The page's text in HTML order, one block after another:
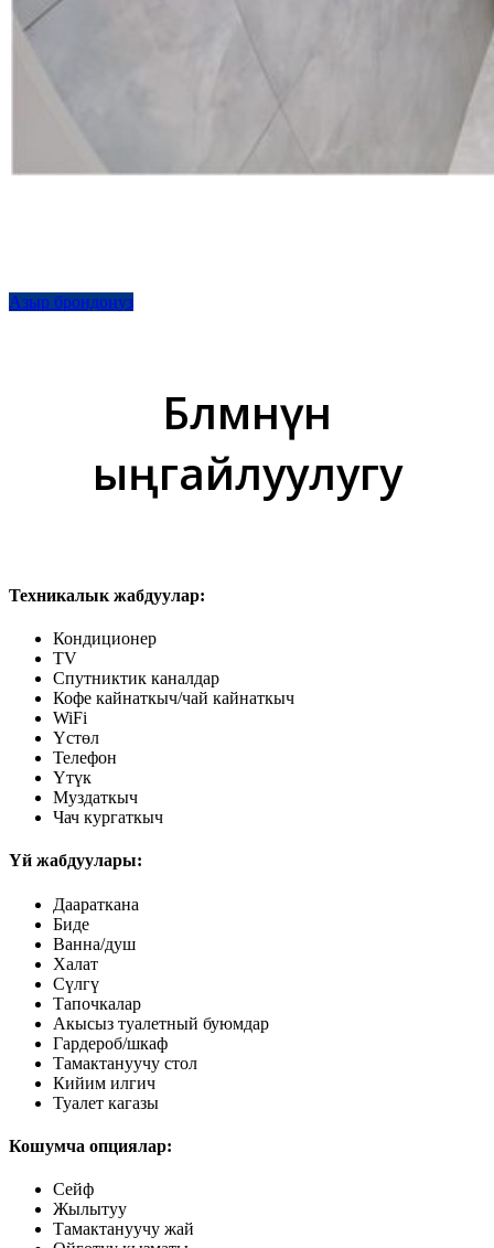
Азыр брондоңуз
Бөлмөнүн
ыңгайлуулугу
Техникалык жабдуулар:
Кондиционер
TV
Спутниктик каналдар
Кофе кайнаткыч/чай кайнаткыч
WiFi
Үстөл
Телефон
Үтүк
Муздаткыч
Чач кургаткыч
Үй жабдуулары:
Даараткана
Биде
Ванна/душ
Халат
Сүлгү
Тапочкалар
Акысыз туалетный буюмдар
Гардероб/шкаф
Тамактануучу стол
Кийим илгич
Туалет кагазы
Кошумча опциялар:
Сейф
Жылытуу
Тамактануучу жай